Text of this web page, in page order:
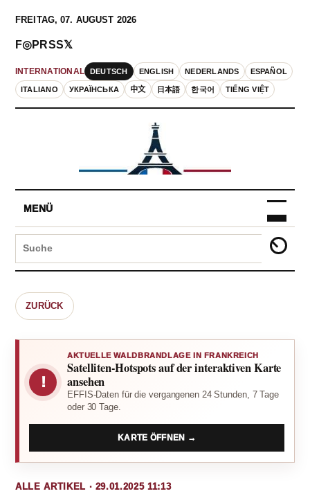
FREITAG, 07. AUGUST 2026
INTERNATIONAL DEUTSCH ENGLISH NEDERLANDS ESPAÑOL
ITALIANO УКРАЇНСЬКА 中文 日本語 한국어 TIẾNG VIỆT
F◎PRSS𝕏
MENÜ
ZURÜCK
!
AKTUELLE WALDBRANDLAGE IN FRANKREICH
Satelliten-Hotspots auf der interaktiven Karte
ansehen
EFFIS-Daten für die vergangenen 24 Stunden, 7 Tage
oder 30 Tage.
KARTE ÖFFNEN →
ALLE ARTIKEL · 29.01.2025 11:13